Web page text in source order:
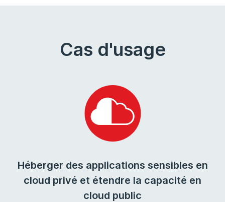
Cas d'usage
Héberger des applications sensibles en
cloud privé et étendre la capacité en
cloud public